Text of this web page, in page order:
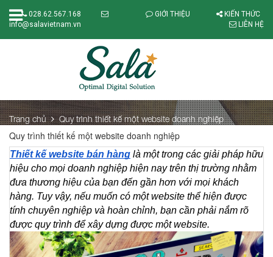
028.62.567.168
info@salavietnam.vn
GIỚI THIỆU
KIẾN THỨC
LIÊN HỆ
Trang chủ Quy trình thiết kế một website doanh nghiệp
Quy trình thiết kế một website doanh nghiệp
Thiết kế website bán hàng là một trong các giải pháp hữu
hiệu cho mọi doanh nghiệp hiện nay trên thị trường nhằm
đưa thương hiệu của bạn đến gần hơn với mọi khách
hàng. Tuy vậy, nếu muốn có một website thể hiện được
tính chuyên nghiệp và hoàn chỉnh, bạn cần phải nắm rõ
được quy trình để xây dựng được một website.